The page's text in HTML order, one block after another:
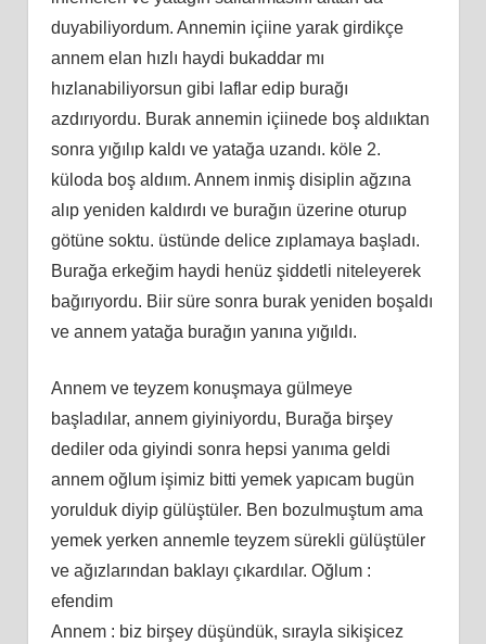
duyabiliyordum. Annemin içiine yarak girdikçe
annem elan hızlı haydi bukaddar mı
hızlanabiliyorsun gibi laflar edip burağı
azdırıyordu. Burak annemin içiinede boş aldııktan
sonra yığılıp kaldı ve yatağa uzandı. köle 2.
küloda boş aldıım. Annem inmiş disiplin ağzına
alıp yeniden kaldırdı ve burağın üzerine oturup
götüne soktu. üstünde delice zıplamaya başladı.
Burağa erkeğim haydi henüz şiddetli niteleyerek
bağırıyordu. Biir süre sonra burak yeniden boşaldı
ve annem yatağa burağın yanına yığıldı.
Annem ve teyzem konuşmaya gülmeye
başladılar, annem giyiniyordu, Burağa birşey
dediler oda giyindi sonra hepsi yanıma geldi
annem oğlum işimiz bitti yemek yapıcam bugün
yorulduk diyip gülüştüler. Ben bozulmuştum ama
yemek yerken annemle teyzem sürekli gülüştüler
ve ağızlarından baklayı çıkardılar. Oğlum :
efendim
Annem : biz birşey düşündük, sırayla sikişicez